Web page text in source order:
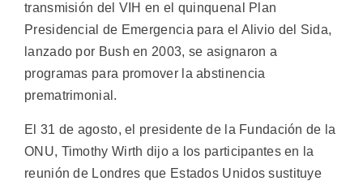
transmisión del VIH en el quinquenal Plan
Presidencial de Emergencia para el Alivio del Sida,
lanzado por Bush en 2003, se asignaron a
programas para promover la abstinencia
prematrimonial.
El 31 de agosto, el presidente de la Fundación de la
ONU, Timothy Wirth dijo a los participantes en la
reunión de Londres que Estados Unidos sustituye